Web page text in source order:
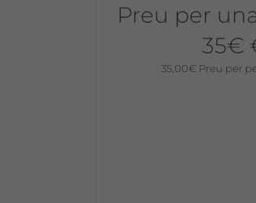
Preu per
35€
35,00€ Preu per